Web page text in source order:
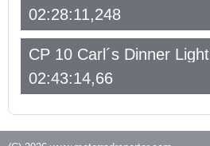
02:28:11,248
CP 10 Carl´s Dinner Light
02:43:14,66